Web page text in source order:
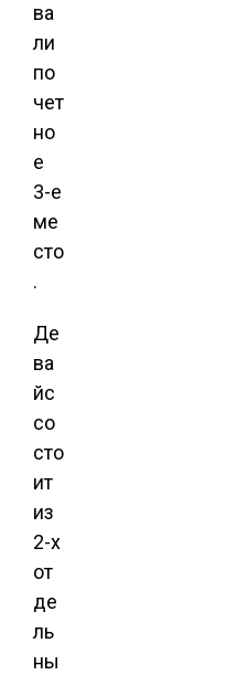
ва
ли
по
чет
но
е
3-е
ме
сто
.
Де
ва
йс
со
сто
ит
из
2-х
от
де
ль
ны